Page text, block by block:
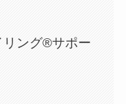
リング®サポー